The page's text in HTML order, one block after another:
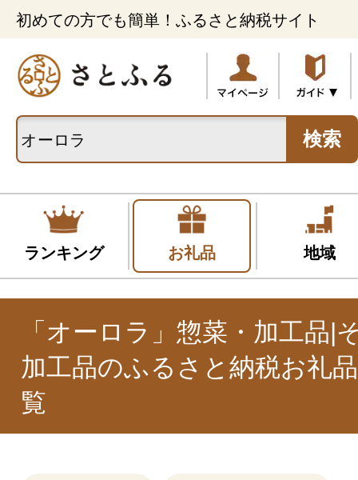
初めての方でも簡単！ふるさと納税サイト
検索
ランキング お礼品 地域
「オーロラ」惣菜・加工品|
加工品のふるさと納税お礼
覧